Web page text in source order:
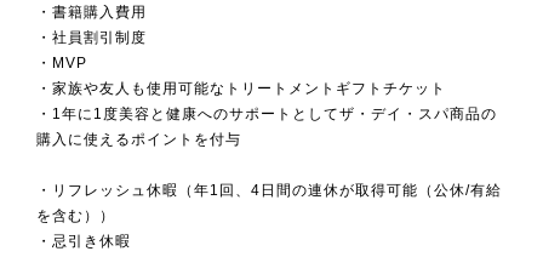
・書籍購入費用
・社員割引制度
・MVP
・家族や友人も使用可能なトリートメントギフトチケット
・1年に1度美容と健康へのサポートとしてザ・デイ・スパ商品の
購入に使えるポイントを付与
・リフレッシュ休暇（年1回、4日間の連休が取得可能（公休/有給
を含む））
・忌引き休暇